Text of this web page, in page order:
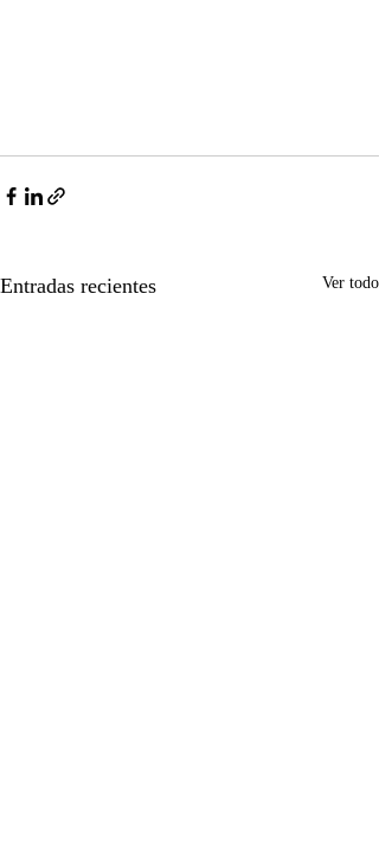
Entradas recientes Ver todo